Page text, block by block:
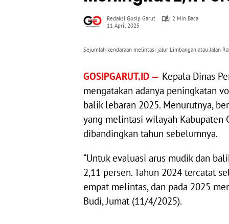
Redaksi Gosip Garut
2 Min Baca
11 April 2025
Sejumlah kendaraan melintasi jalur Limbangan atau Jalan
GOSIPGARUT.ID — Kepala Dinas
mengatakan adanya peningkatan
balik lebaran 2025. Menurutnya,
yang melintasi wilayah Kabupaten
dibandingkan tahun sebelumnya.
“Untuk evaluasi arus mudik dan
2,11 persen. Tahun 2024 tercatat
empat melintas, dan pada 2025
Budi, Jumat (11/4/2025).